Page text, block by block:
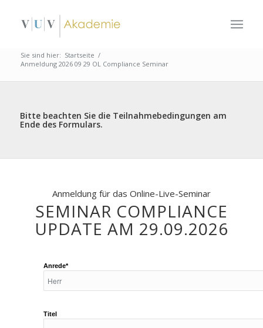
Sie sind hier: Startseite /
Anmeldung 2026 09 29 OL Compliance Seminar
Bitte beachten Sie die Teilnahmebedingungen am
Ende des Formulars.
Anmeldung für das Online-Live-Seminar
SEMINAR COMPLIANCE
UPDATE AM 29.09.2026
Anrede*
Titel